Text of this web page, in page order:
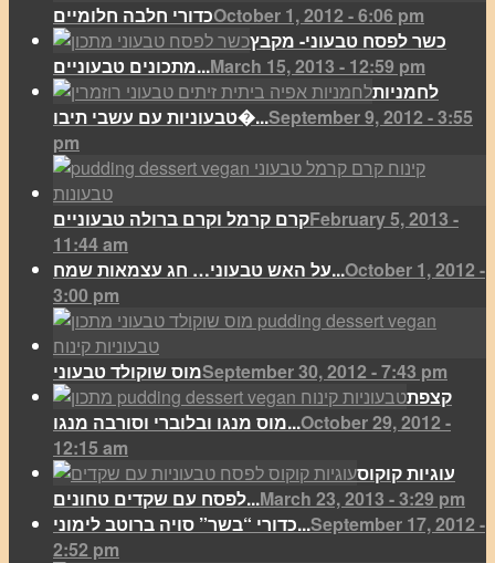
כדורי חלבה חלומייםOctober 1, 2012 - 6:06 pm
כשר לפסח טבעוני- מקבץ
מתכונים טבעוניים...March 15, 2013 - 12:59 pm
לחמניות
טבעוניות עם עשבי תיבו�...September 9, 2012 - 3:55
pm
קרם קרמל וקרם ברולה טבעונייםFebruary 5, 2013 -
11:44 am
על האש טבעוני… חג עצמאות שמח...October 1, 2012 -
3:00 pm
מוס שוקולד טבעוניSeptember 30, 2012 - 7:43 pm
קצפת
מוס מנגו ובלוברי וסורבה מנגו...October 29, 2012 -
12:15 am
עוגיות קוקוס
לפסח עם שקדים טחונים...March 23, 2013 - 3:29 pm
כדורי “בשר” סויה ברוטב לימוני...September 17, 2012 -
2:52 pm